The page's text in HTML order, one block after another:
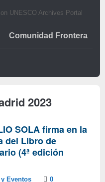
Comunidad Frontera
2023
SOLA firma en la
del Libro de
(4ª edición
Eventos 0